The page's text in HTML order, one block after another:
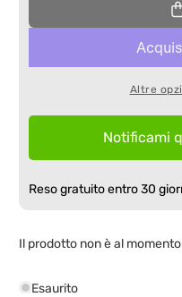
Nero
Ventilatore
Domestico
VT355
Pale
Nero
Altre
Notificami
Reso gratuito entro 30
Il prodotto non è al
Esaurito